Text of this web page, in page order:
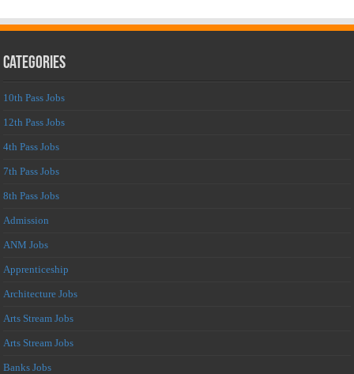
Categories
10th Pass Jobs
12th Pass Jobs
4th Pass Jobs
7th Pass Jobs
8th Pass Jobs
Admission
ANM Jobs
Apprenticeship
Architecture Jobs
Arts Stream Jobs
Arts Stream Jobs
Banks Jobs